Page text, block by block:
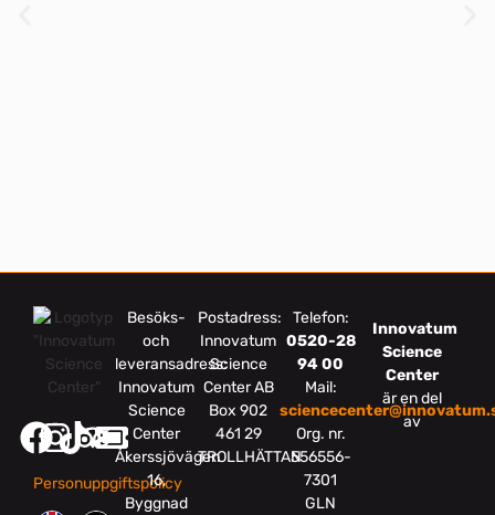
Personuppgiftspolicy
Besöks-
och
leveransadress:
Innovatum
Science
Center
Åkerssjövägen
16,
Byggnad
Postadress:
Innovatum
Science
Center AB
Box 902
461 29
TROLLHÄTTAN
Telefon:
0520-28
94 00
Mail:
Org. nr.
556556-
7301
GLN
Innovatum
Science
Center
är en del
av